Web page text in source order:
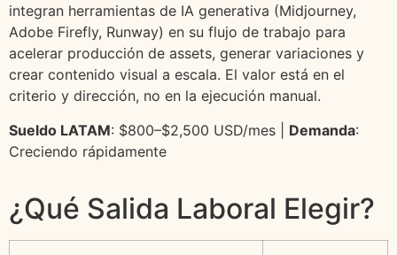
integran herramientas de IA generativa (Midjourney,
Adobe Firefly, Runway) en su flujo de trabajo para
acelerar producción de assets, generar variaciones y
crear contenido visual a escala. El valor está en el
criterio y dirección, no en la ejecución manual.
Sueldo LATAM: $800–$2,500 USD/mes | Demanda:
Creciendo rápidamente
¿Qué Salida Laboral Elegir?